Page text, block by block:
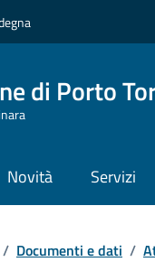
di Porto
Novità Servizi
/ Documenti e dati /